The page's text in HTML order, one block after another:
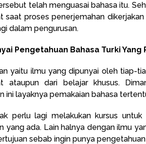
telah menguasai bahasa itu.
saat proses penerjemahan
dalam pengurusan.
Pengetahuan Bahasa Turki Yang
yaitu ilmu yang dipunyai oleh tiap-
ataupun dari belajar khusus.
ini layaknya pemakaian bahasa
perlu lagi melakukan kursus
yang ada. Lain halnya dengan ilmu
sebab ingin punya